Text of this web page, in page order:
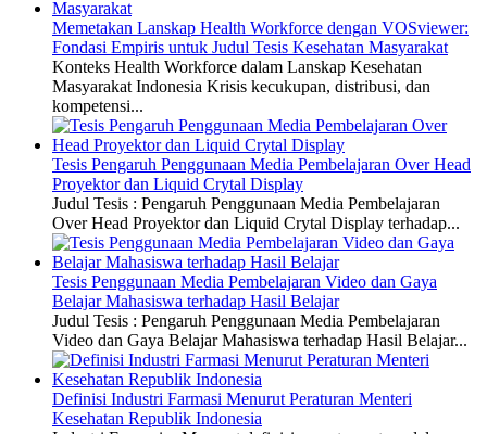
Memetakan Lanskap Health Workforce dengan VOSviewer:
Fondasi Empiris untuk Judul Tesis Kesehatan Masyarakat
Konteks Health Workforce dalam Lanskap Kesehatan
Masyarakat Indonesia Krisis kecukupan, distribusi, dan
kompetensi...
Tesis Pengaruh Penggunaan Media Pembelajaran Over Head
Proyektor dan Liquid Crytal Display
Judul Tesis : Pengaruh Penggunaan Media Pembelajaran
Over Head Proyektor dan Liquid Crytal Display terhadap...
Tesis Penggunaan Media Pembelajaran Video dan Gaya
Belajar Mahasiswa terhadap Hasil Belajar
Judul Tesis : Pengaruh Penggunaan Media Pembelajaran
Video dan Gaya Belajar Mahasiswa terhadap Hasil Belajar...
Definisi Industri Farmasi Menurut Peraturan Menteri
Kesehatan Republik Indonesia